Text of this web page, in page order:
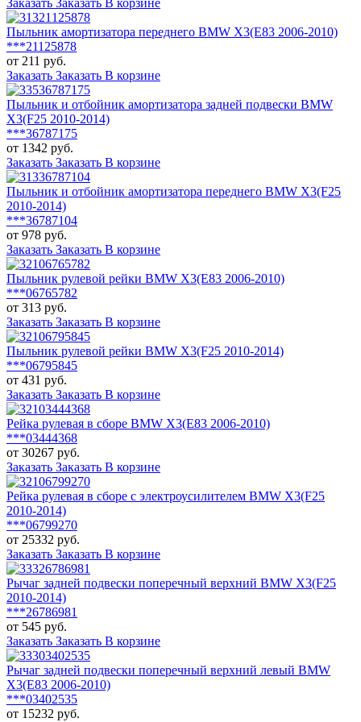
Пыльник амортизатора переднего BMW X3(E83 2006-2010)
***21125878
от 211 руб.
Заказать Заказать В корзине
Пыльник и отбойник амортизатора задней подвески BMW
X3(F25 2010-2014)
***36787175
от 1342 руб.
Заказать Заказать В корзине
Пыльник и отбойник амортизатора переднего BMW X3(F25
2010-2014)
***36787104
от 978 руб.
Заказать Заказать В корзине
Пыльник рулевой рейки BMW X3(E83 2006-2010)
***06765782
от 313 руб.
Заказать Заказать В корзине
Пыльник рулевой рейки BMW X3(F25 2010-2014)
***06795845
от 431 руб.
Заказать Заказать В корзине
Рейка рулевая в сборе BMW X3(E83 2006-2010)
***03444368
от 30267 руб.
Заказать Заказать В корзине
Рейка рулевая в сборе с электроусилителем BMW X3(F25
2010-2014)
***06799270
от 25332 руб.
Заказать Заказать В корзине
Рычаг задней подвески поперечный верхний BMW X3(F25
2010-2014)
***26786981
от 545 руб.
Заказать Заказать В корзине
Рычаг задней подвески поперечный верхний левый BMW
X3(E83 2006-2010)
***03402535
от 15232 руб.